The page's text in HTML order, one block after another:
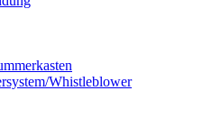
Whistleblower